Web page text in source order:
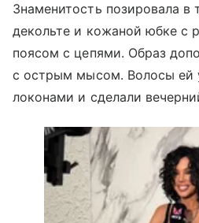
Знаменитость позировала в
декольте и кожаной юбке с
поясом с цепями. Образ
с острым мысом. Волосы ей
локонами и сделали